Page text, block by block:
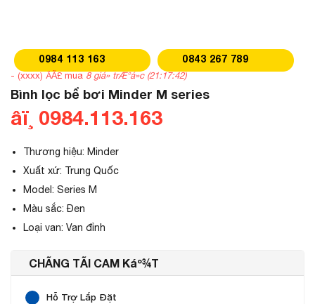
0984 113 163 0843 267 789
- (xxxx) ÄÃ£ mua 8 giá» trÆ°á»c (21:17:42)
Bình lọc bể bơi Minder M series
âï¸ 0984.113.163
Thương hiệu: Minder
Xuất xứ: Trung Quốc
Model: Series M
Màu sắc: Đen
Loại van: Van đỉnh
CHÃNG TÃI CAM Káº¾T
Hỗ Trợ Lắp Đặt